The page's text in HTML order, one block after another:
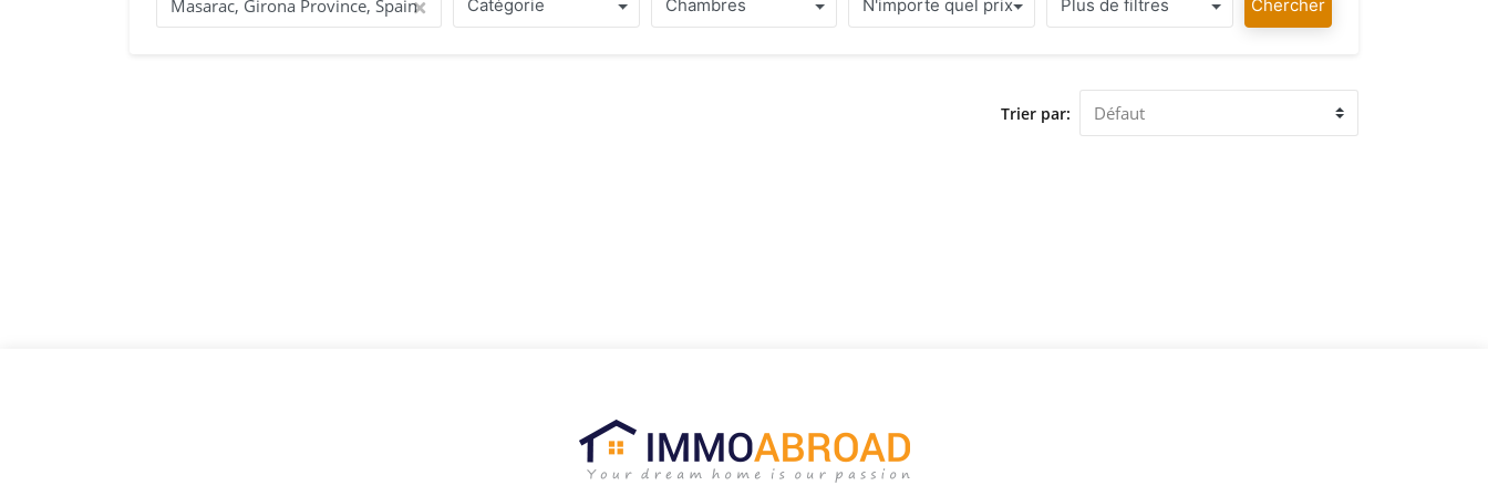
visite des Propriétés que vous avez sélectionnées.Catégorie Chambres N'importe quel prix Plus de filtres Chercher
Trier par: